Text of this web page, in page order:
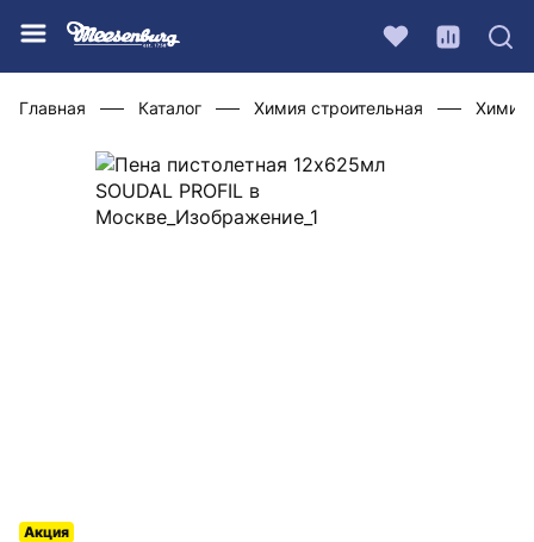
Главная Каталог Химия строительная Химия
Акция